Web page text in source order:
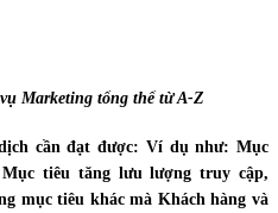
Marketing tổng thể từ A-Z
cần đạt được: Ví dụ như: Mục
tiêu tăng lưu lượng truy cập,
mục tiêu khác mà Khách hàng và